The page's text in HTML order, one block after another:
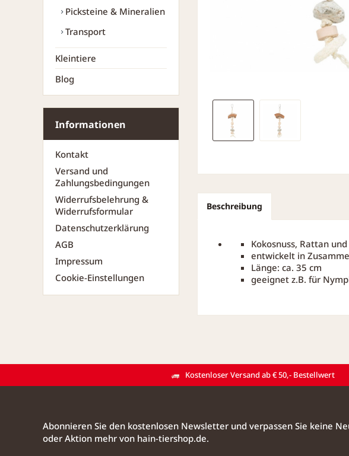
Picksteine & Mineralien
Transport
Kleintiere
Blog
Informationen
Kontakt
Versand und
Zahlungsbedingungen
Widerrufsbelehrung &
Widerrufsformular
Datenschutzerklärung
AGB
Impressum
Cookie-Einstellungen
Beschreibung
Kokosnuss, Rattan
entwickelt in
Länge: ca. 35 cm
geeignet z.B. für
Kostenloser Versand ab € 50,- Bestellwert
Abonnieren Sie den kostenlosen Newsletter und verpassen Sie keine
oder Aktion mehr von hain-tiershop.de.